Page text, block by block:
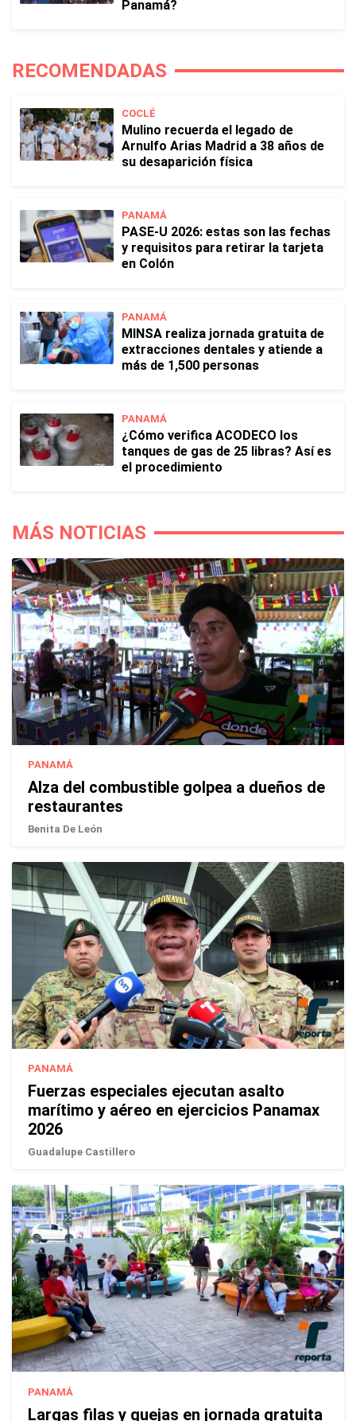
Panamá?
RECOMENDADAS
COCLÉ
Mulino recuerda el legado de
Arnulfo Arias Madrid a 38 años de
su desaparición física
PANAMÁ
PASE-U 2026: estas son las fechas
y requisitos para retirar la tarjeta
en Colón
PANAMÁ
MINSA realiza jornada gratuita de
extracciones dentales y atiende a
más de 1,500 personas
PANAMÁ
¿Cómo verifica ACODECO los
tanques de gas de 25 libras? Así es
el procedimiento
MÁS NOTICIAS
PANAMÁ
Alza del combustible golpea a dueños de
restaurantes
Benita De León
PANAMÁ
Fuerzas especiales ejecutan asalto
marítimo y aéreo en ejercicios Panamax
2026
Guadalupe Castillero
PANAMÁ
Largas filas y quejas en jornada gratuita